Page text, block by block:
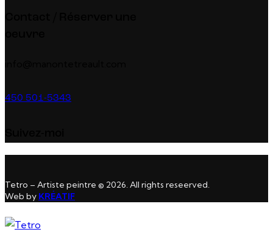
450 501-5343
Tetro – Artiste peintre © 2026. All rights reseerved.
Web by KRÉATIF